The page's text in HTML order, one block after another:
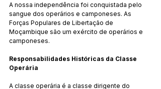
A nossa independência foi conquistada pelo
sangue dos operários e camponeses. As
Forças Populares de Libertação de
Moçambique são um exército de operários e
camponeses.
Responsabilidades Históricas da Classe
Operária
A classe operária é a classe dirigente do